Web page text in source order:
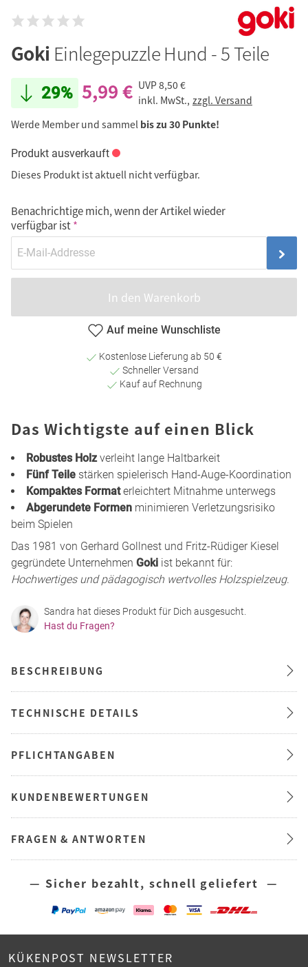
Goki Einlegepuzzle Hund - 5 Teile
29% 5,99 € UVP8,50 €
inkl. MwSt., zzgl. Versand
Werde Member und sammel bis zu 30 Punkte!
Produkt ausverkauft
Dieses Produkt ist aktuell nicht verfügbar.
Benachrichtige mich, wenn der Artikel wieder
verfügbar ist
In den Warenkorb
Auf meine Wunschliste
Kostenlose Lieferung ab 50 €
Schneller Versand
Kauf auf Rechnung
Das Wichtigste auf einen Blick
Robustes Holzverleiht lange Haltbarkeit
Fünf Teile stärken spielerisch Hand-Auge-Koordination
Kompaktes Formaterleichtert Mitnahme unterwegs
Abgerundete Formen minimieren Verletzungsrisiko
beim Spielen
Das 1981 von Gerhard Gollnest und Fritz-Rüdiger Kiesel
gegründete Unternehmen Goki ist bekannt für:
Hochwertiges und pädagogisch wertvolles Holzspielzeug.
Sandra hat dieses Produkt für Dich ausgesucht.
Hast du Fragen?
BESCHREIBUNG
TECHNISCHE DETAILS
PFLICHTANGABEN
KUNDENBEWERTUNGEN
FRAGEN & ANTWORTEN
— Sicher bezahlt, schnell geliefert —
KÜKENPOST NEWSLETTER